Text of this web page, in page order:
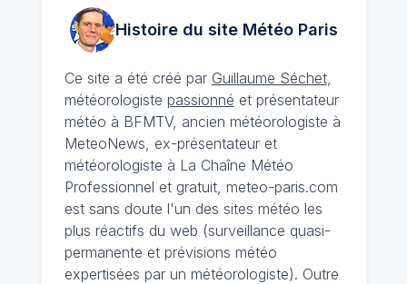
Histoire du site MétéoParis
Ce site a été créé par Guillaume Séchet,
météorologiste passionné et présentateur
météo à BFMTV, ancien météorologiste à
MeteoNews, ex-présentateur et
météorologiste à La Chaîne Météo
Professionnel et gratuit, meteo-paris.com
est sans doute l'un des sites météo les
plus réactifs du web (surveillance quasi-
permanente et prévisions météo
expertisées par un météorologiste). Outre